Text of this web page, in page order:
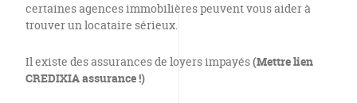
certaines agences immobilières peuvent vous aider à
trouver un locataire sérieux.
Il existe des assurances de loyers impayés(Mettre lien
CREDIXIA assurance !)